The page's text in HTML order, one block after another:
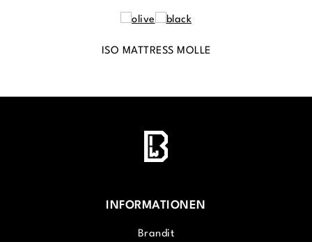
ISO MATTRESS MOLLE
INFORMATIONEN
Brandit